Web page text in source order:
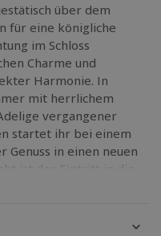
über dem
für eine königliche
im Schloss
Charme und
Harmonie. In
mit herrlichem
vergangener
startet ihr bei einem
Genuss in einen neuen
ist der Eintritt in die
Hönningen.
loslassen. Der